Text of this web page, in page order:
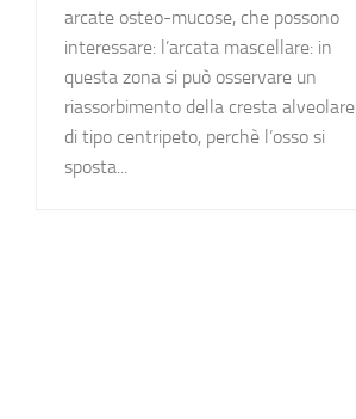
arcate osteo-mucose, che possono
interessare: l’arcata mascellare: in
questa zona si può osservare un
riassorbimento della cresta alveolare
di tipo centripeto, perchè l’osso si
sposta...